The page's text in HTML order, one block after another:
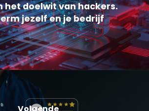
het doelwit van hackers.
jezelf en je bedrijf
Volgende